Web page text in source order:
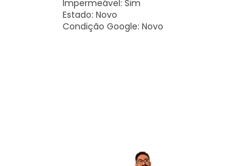
Impermeável: Sim
Estado: Novo
Condição Google: Novo